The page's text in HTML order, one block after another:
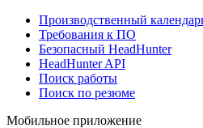
Производственный
Требования к ПО
Безопасный HeadHunter
HeadHunter API
Поиск работы
Поиск по резюме
Мобильное приложение